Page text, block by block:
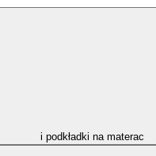
i podkładki na materac